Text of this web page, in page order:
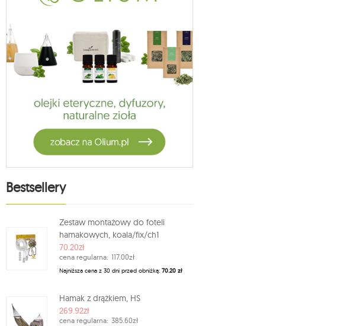
Bestsellery
Zestaw montażowy do foteli
hamakowych, koala/fix/ch1
70.20zł
cena regularna: 117.00zł
Najniższa cena z 30 dni przed obniżką: 70.20 zł
Hamak z drążkiem, HS
269.92zł
cena regularna: 385.60zł